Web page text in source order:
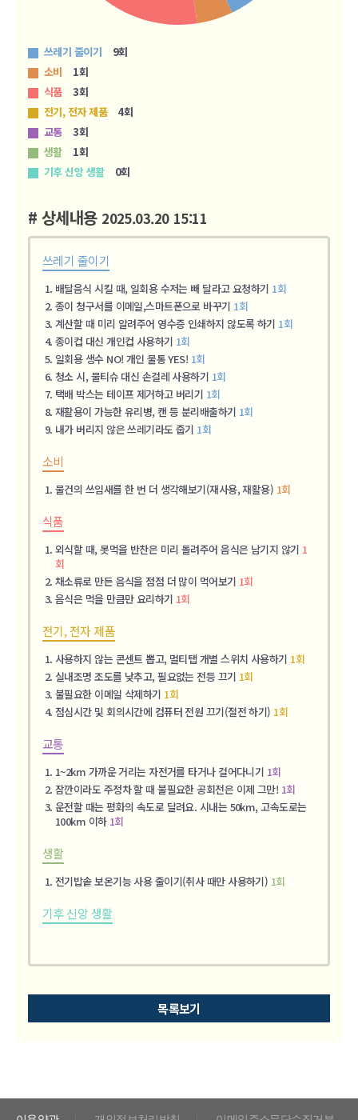
쓰레기 줄이기
9회
소비
1회
식품
3회
전기, 전자 제품
4회
교통
3회
생활
1회
기후 신앙 생활
0회
# 상세내용 2025.03.20 15:11
쓰레기 줄이기
배달음식 시킬 때, 일회용 수저는 빼 달라고 요청하기 1회
종이 청구서를 이메일,스마트폰으로 바꾸기 1회
계산할 때 미리 알려주어 영수증 인쇄하지 않도록 하기 1회
종이컵 대신 개인컵 사용하기 1회
일회용 생수 NO! 개인 물통 YES! 1회
청소 시, 물티슈 대신 손걸레 사용하기 1회
택배 박스는 테이프 제거하고 버리기 1회
재활용이 가능한 유리병, 캔 등 분리배출하기 1회
내가 버리지 않은 쓰레기라도 줍기 1회
소비
물건의 쓰임새를 한 번 더 생각해보기(재사용, 재활용) 1회
식품
외식할 때, 못먹을 반찬은 미리 돌려주어 음식은 남기지 않기 1
회
채소류로 만든 음식을 점점 더 많이 먹어보기 1회
음식은 먹을 만큼만 요리하기 1회
전기, 전자 제품
사용하지 않는 콘센트 뽑고, 멀티탭 개별 스위치 사용하기 1회
실내조명 조도를 낮추고, 필요없는 전등 끄기 1회
불필요한 이메일 삭제하기 1회
점심시간 및 회의시간에 컴퓨터 전원 끄기(절전 하기) 1회
교통
1~2km 가까운 거리는 자전거를 타거나 걸어다니기 1회
잠깐이라도 주정차 할 때 불필요한 공회전은 이제 그만! 1회
운전할 때는 평화의 속도로 달려요. 시내는 50km, 고속도로는
100km 이하 1회
생활
전기밥솥 보온기능 사용 줄이기(취사 때만 사용하기) 1회
기후 신앙 생활
목록보기